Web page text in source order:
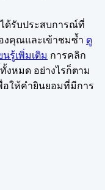
ได้รับประสบการณ์ที่
งคุณและเข้าชมซ้ำ ดู
รู้เพิ่มเติม การคลิก
หมด อย่างไรก็ตาม
อให้คำยินยอมที่มีการ